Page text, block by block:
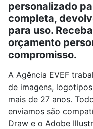
personalizado
completa,
para uso.
orçamento
compromisso.
A Agência EVEF
de imagens,
mais de 27 anos.
enviamos são
Draw e o Adobe